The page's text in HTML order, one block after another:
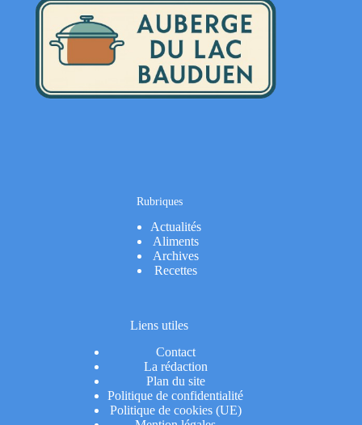
Rubriques
Actualités
Aliments
Archives
Recettes
Liens utiles
Contact
La rédaction
Plan du site
Politique de confidentialité
Politique de cookies (UE)